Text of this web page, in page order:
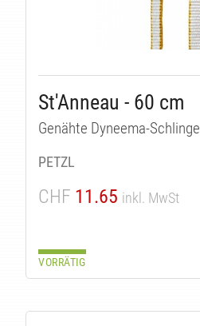
St'Anneau - 60 cm
Genähte Dyneema-Schlinge
PETZL
CHF 11.65 inkl. MwSt
VORRÄTIG